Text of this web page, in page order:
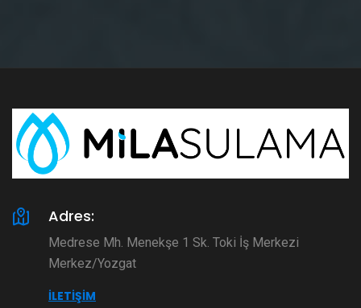
Adres:
Medrese Mh. Menekşe 1 Sk. Toki İş Merkezi
Merkez/Yozgat
İLETIŞIM